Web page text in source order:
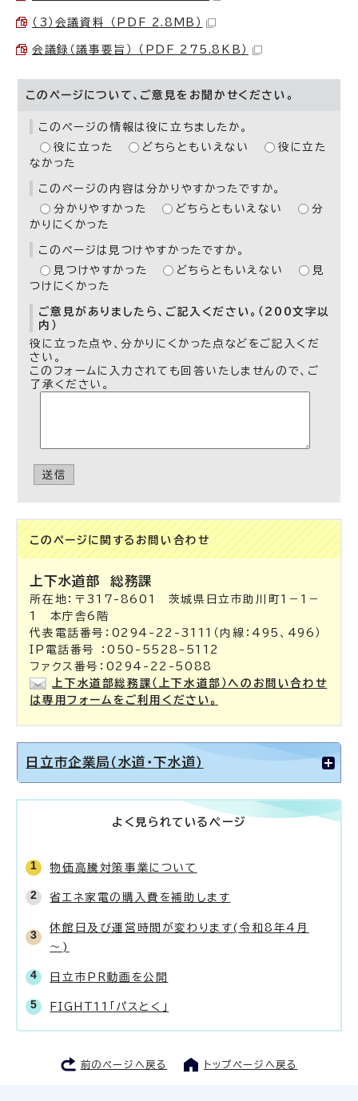
（3）会議資料 （PDF 2.8MB）
会議録（議事要旨） （PDF 275.8KB）
このページについて、ご意見をお聞かせください。
このページの情報は役に立ちましたか。
役に立った
どちらともいえない
役に立た
なかった
このページの内容は分かりやすかったですか。
分かりやすかった
どちらともいえない
分
かりにくかった
このページは見つけやすかったですか。
見つけやすかった
どちらともいえない
見
つけにくかった
ご意見がありましたら、ご記入ください。（200文字以
内）
役に立った点や、分かりにくかった点などをご記入くだ
さい。
このフォームに入力されても回答いたしませんので、ご
了承ください。
送信
このページに関する お問い合わせ
上下水道部総務課
所在地：〒317-8601 茨城県日立市助川町1－1－
1 本庁舎6階
代表電話番号：0294-22-3111（内線：495、496）
IP電話番号 ：050-5528-5112
ファクス番号：0294-22-5088
上下水道部総務課（上下水道部）へのお問い合わせ
は専用フォームをご利用ください。
日立市企業局（水道・下水道）
よく見られているページ
物価高騰対策事業について
省エネ家電の購入費を補助します
休館日及び運営時間が変わります(令和8年4月
～)
日立市PR動画を公開
FIGHT11「パスとく」
前のページへ戻る トップページへ戻る